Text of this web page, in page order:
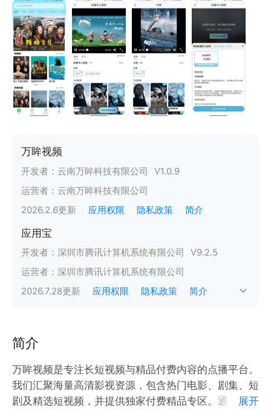
万眸视频
开发者： 云南万眸科技有限公司 V1.0.9
运营者： 云南万眸科技有限公司
2026.2.6更新 应用权限 隐私政策 简介
应用宝
开发者： 深圳市腾讯计算机系统有限公司 V9.2.5
运营者： 深圳市腾讯计算机系统有限公司
2026.7.28更新 应用权限 隐私政策 简介
简介
万眸视频是专注长短视频与精品付费内容的点播平台。
我们汇聚海量高清影视资源，包含热门电影、剧集、短
剧及精选短视频，并提供独家付费精品专区。通过优化
展开